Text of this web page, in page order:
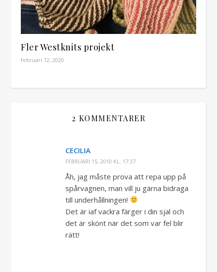
Fler Westknits projekt
februari 12, 2020
2 KOMMENTARER
CECILIA
FEBRUARI 15, 2010 KL. 17:37
Åh, jag måste prova att repa upp på
spårvagnen, man vill ju gärna bidraga
till underhållningen!
Det är iaf vackra färger i din sjal och
det är skönt när det som var fel blir
rätt!